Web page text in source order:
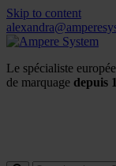
Skip to content
Le spécialiste
de marquage depuis